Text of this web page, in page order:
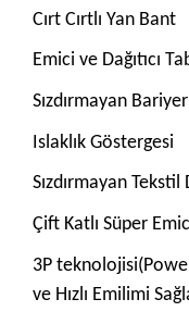
Cırt Cırtlı Yan Bant
Emici ve Dağıtıcı
Sızdırmayan
Islaklık Göstergesi
Sızdırmayan Tekstil
Çift Katlı Süper
3P
ve Hızlı Emilimi